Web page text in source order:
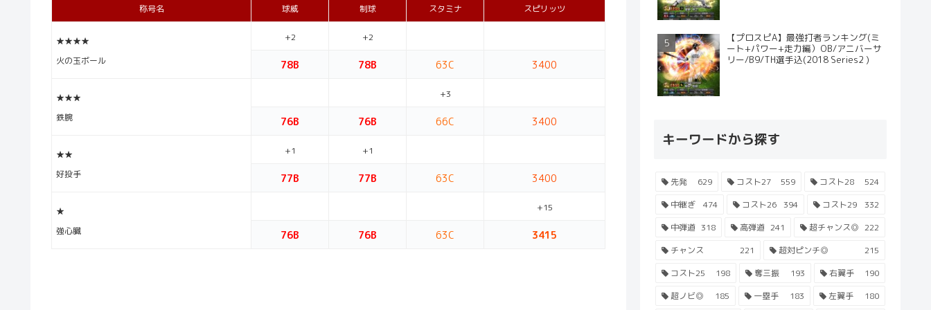
称号名 球威 制球 スタミナ スピリッツ
★★★★
火の玉ボール
+2 +2
78B 78B 63C 3400
★★★
鉄腕
+3
76B 76B 66C 3400
★★
好投手
+1 +1
77B 77B 63C 3400
★
強心臓
+15
76B 76B 63C 3415
【プロスピA】最強打者ランキング(ミ
ート+パワー+走力編）OB/アニバーサ
リー/B9/TH選手込(2018 Series2 )
キーワードから探す
先発 629 コスト27 559 コスト28
524
中継ぎ
474 コスト26 394 コスト29
332
中弾道 318 高弾道 241 超チャンス◎ 222
チャンス
221 超対ピンチ◎
215
コスト25
198 奪三振 193 右翼手
190
超ノビ◎
185 一塁手 183 左翼手 180